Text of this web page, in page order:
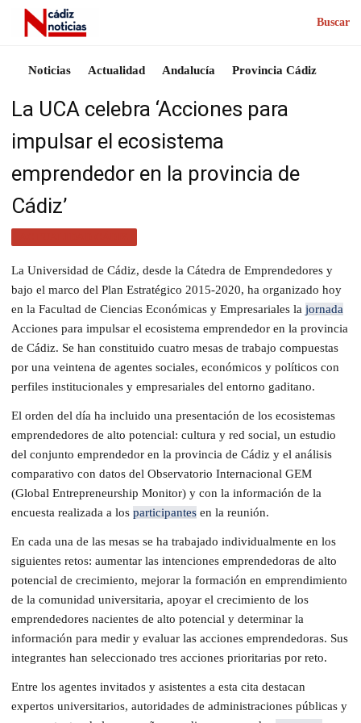
Buscar
Noticias Actualidad Andalucía Provincia Cádiz
La UCA celebra ‘Acciones para
impulsar el ecosistema
emprendedor en la provincia de
Cádiz’
La Universidad de Cádiz, desde la Cátedra de Emprendedores y
bajo el marco del Plan Estratégico 2015-2020, ha organizado hoy
en la Facultad de Ciencias Económicas y Empresariales la jornada
Acciones para impulsar el ecosistema emprendedor en la provincia
de Cádiz. Se han constituido cuatro mesas de trabajo compuestas
por una veintena de agentes sociales, económicos y políticos con
perfiles institucionales y empresariales del entorno gaditano.
El orden del día ha incluido una presentación de los ecosistemas
emprendedores de alto potencial: cultura y red social, un estudio
del conjunto emprendedor en la provincia de Cádiz y el análisis
comparativo con datos del Observatorio Internacional GEM
(Global Entrepreneurship Monitor) y con la información de la
encuesta realizada a los participantes en la reunión.
En cada una de las mesas se ha trabajado individualmente en los
siguientes retos: aumentar las intenciones emprendedoras de alto
potencial de crecimiento, mejorar la formación en emprendimiento
de la comunidad universitaria, apoyar el crecimiento de los
emprendedores nacientes de alto potencial y determinar la
información para medir y evaluar las acciones emprendedoras. Sus
integrantes han seleccionado tres acciones prioritarias por reto.
Entre los agentes invitados y asistentes a esta cita destacan
expertos universitarios, autoridades de administraciones públicas y